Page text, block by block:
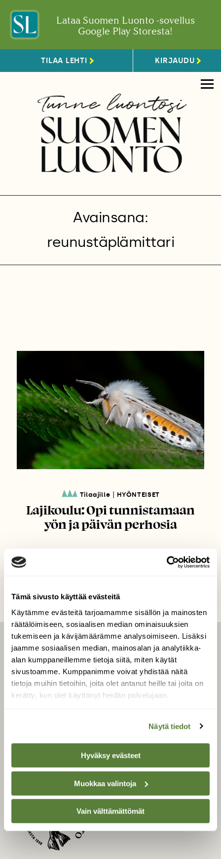
Tämä sivusto käyttää evästeitä
Käytämme evästeitä tarjoamamme sisällön ja mainosten
räätälöimiseen, sosiaalisen median ominaisuuksien
tukemiseen ja kävijämäärämme analysoimiseen. Lisäksi
jaamme sosiaalisen median, mainosalan ja analytiikka-
alan kumppaneillemme tietoja siitä, miten käytät
sivustoamme. Kumppanimme voivat yhdistää näitä
tietoja muihin tietoihin, joita olet antanut heille tai joita on
kerätty, kun olet käyttänyt heidän palvelujaan.
Näytä tiedot
Hyväksy evästeet
Muokkaa valintoja
Vain välttämättömät
Lataa Suomen Luonto -sovellus
Google Play Storesta!
TILAA LEHTI KIRJAUDU
Avainsana:
reunustäplämittari
Tilaajille HYÖNTEISET
Lajikoulu: Opi tunnistamaan
yön ja päivän perhosia
LEHTI
Uusin lehti
Tilaa Suomen Luonto
Tilaa digilukuoikeus
Tilaa uutiskirje
SUOMEN LUONNON­
SUOJELU­LIITTO
Suomen Luonto -lehden
kustantaja on
luonnonsuojelu­liitto